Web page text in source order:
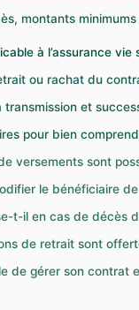
montants
à l’assurance
ou rachat du
transmission et
pour bien
versements sont
le bénéficiaire
t-il en cas de décès
de retrait sont
de gérer son contrat